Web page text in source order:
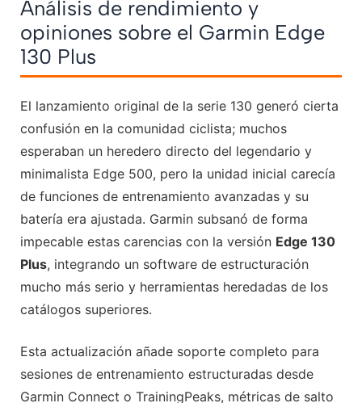
Análisis de rendimiento y
opiniones sobre el Garmin Edge
130 Plus
El lanzamiento original de la serie 130 generó cierta
confusión en la comunidad ciclista; muchos
esperaban un heredero directo del legendario y
minimalista Edge 500, pero la unidad inicial carecía
de funciones de entrenamiento avanzadas y su
batería era ajustada. Garmin subsanó de forma
impecable estas carencias con la versión Edge 130
Plus, integrando un software de estructuración
mucho más serio y herramientas heredadas de los
catálogos superiores.
Esta actualización añade soporte completo para
sesiones de entrenamiento estructuradas desde
Garmin Connect o TrainingPeaks, métricas de salto